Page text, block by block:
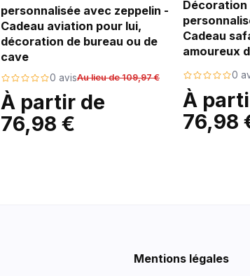
personnalisée avec zeppelin -
Cadeau aviation pour lui,
décoration de bureau ou de
cave
0 avisAu lieu de 109,97 €
À partir de
76,98 €
Décoration
Cadeau
amoureux
0
À
76,98
Mentions légales